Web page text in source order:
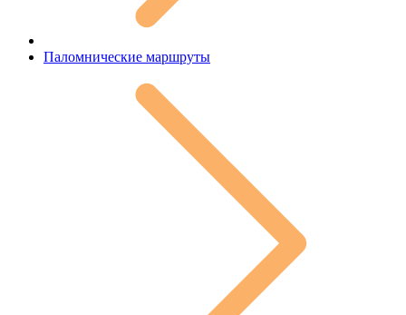
Паломнические маршруты